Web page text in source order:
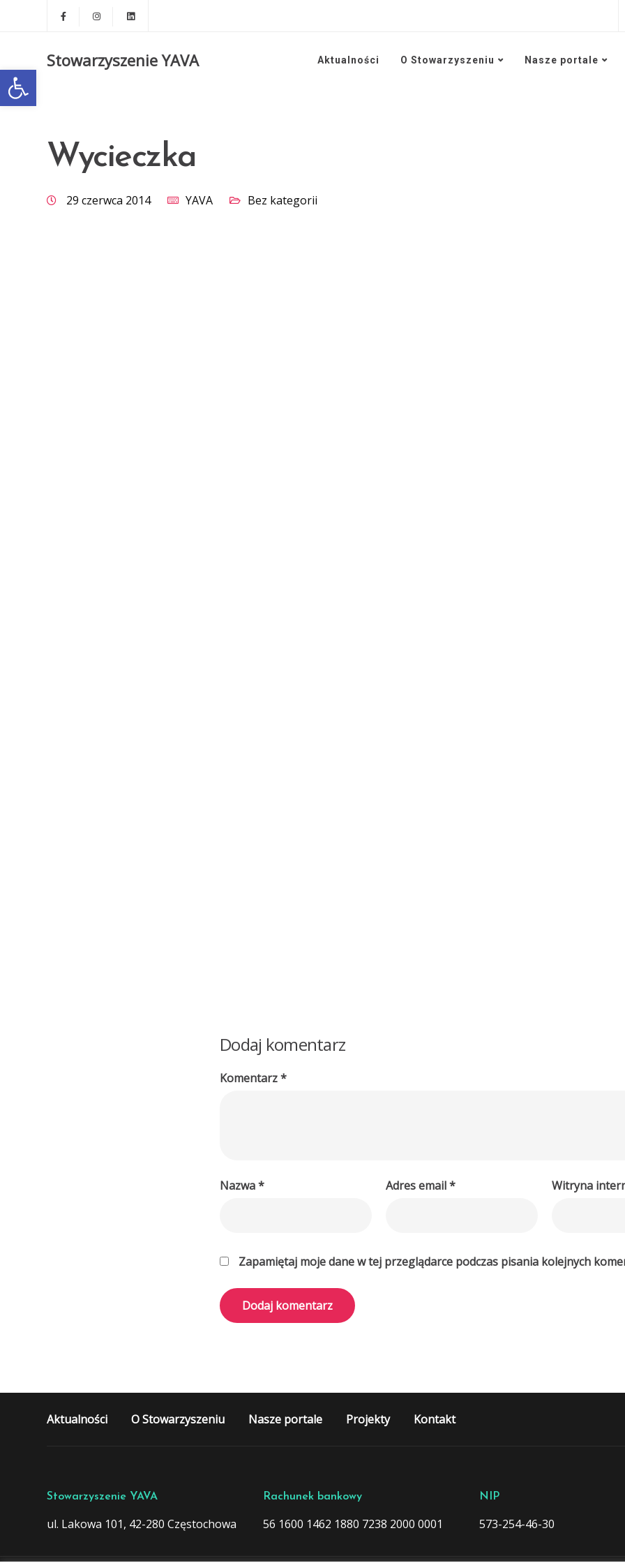
Otwórz pasek narzędzi
Stowarzyszenie YAVA Aktualności O Stowarzyszeniu Nasze portale
Wycieczka
29 czerwca 2014 YAVA Bez kategorii
Dodaj komentarz
Komentarz*
Nazwa* Adres email* Witryna
Zapamiętaj moje dane w tej przeglądarce podczas pisania kolejnych
Aktualności O Stowarzyszeniu Nasze portale Projekty Kontakt
Stowarzyszenie YAVA
ul. Lakowa 101, 42-280 Częstochowa
Rachunek bankowy
56 1600 1462 1880 7238 2000 0001
NIP
573-254-46-30